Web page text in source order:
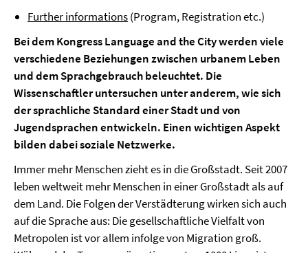
Further informations(Program, Registration etc.)
Bei dem Kongress Language and the City werden viele
verschiedene Beziehungen zwischen urbanem Leben
und dem Sprachgebrauch beleuchtet. Die
Wissenschaftler untersuchen unter anderem, wie sich
der sprachliche Standard einer Stadt und von
Jugendsprachen entwickeln. Einen wichtigen Aspekt
bilden dabei soziale Netzwerke.
Immer mehr Menschen zieht es in die Großstadt. Seit 2007
leben weltweit mehr Menschen in einer Großstadt als auf
dem Land. Die Folgen der Verstädterung wirken sich auch
auf die Sprache aus: Die gesellschaftliche Vielfalt von
Metropolen ist vor allem infolge von Migration groß.